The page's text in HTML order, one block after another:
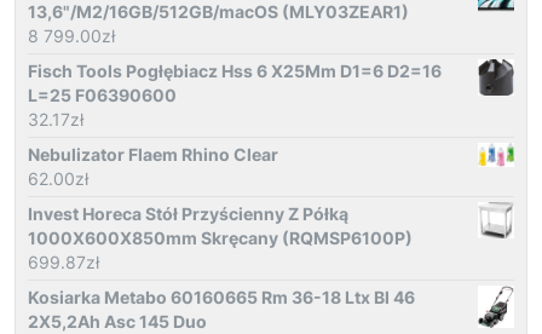
13,6"/M2/16GB/512GB/macOS (MLY03ZEAR1)
8 799.00zł
Fisch Tools Pogłębiacz Hss 6 X25Mm D1=6 D2=16
L=25 F06390600
32.17zł
Nebulizator Flaem Rhino Clear
62.00zł
Invest Horeca Stół Przyścienny Z Półką
1000X600X850mm Skręcany (RQMSP6100P)
699.87zł
Kosiarka Metabo 60160665 Rm 36-18 Ltx Bl 46
2X5,2Ah Asc 145 Duo